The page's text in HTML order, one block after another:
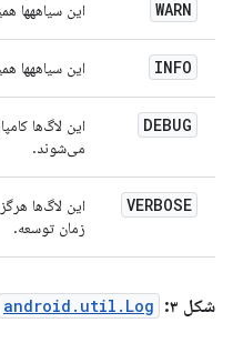
WARN این سیاههها
INFO این سیاههها
DEBUG
این لاگ‌ها
می‌شوند.
VERBOSE
این لاگ‌ها
زمان توسعه.
شکل ۳: android.util.Log